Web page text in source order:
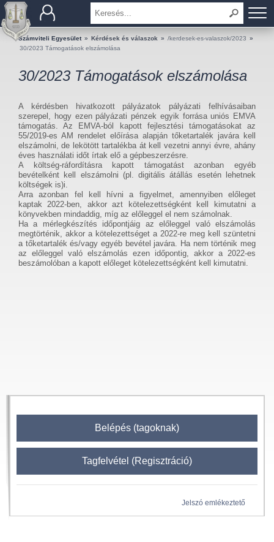
BEMUTATKOZÁS
TAGOK
KÉRDÉSEK ÉS VÁLASZOK
TUDÁSTÁR
KIADVÁNYOK
KAPCSOLAT
Számviteli Egyesület » Kérdések és válaszok » /kerdesek-es-valaszok/2023 »
30/2023 Támogatások elszámolása
30/2023 Támogatások elszámolása
A kérdésben hivatkozott pályázatok pályázati felhívásaiban
szerepel, hogy ezen pályázati pénzek egyik forrása uniós EMVA
támogatás. Az EMVA-ból kapott fejlesztési támogatásokat az
55/2019-es AM rendelet előírása alapján tőketartalék javára kell
elszámolni, de lekötött tartalékba át kell vezetni annyi évre, ahány
éves használati időt írtak elő a gépbeszerzésre.
A költség-ráfordításra kapott támogatást azonban egyéb
bevételként kell elszámolni (pl. digitális átállás esetén lehetnek
költségek is)i.
Arra azonban fel kell hívni a figyelmet, amennyiben előleget
kaptak 2022-ben, akkor azt kötelezettségként kell kimutatni a
könyvekben mindaddig, míg az előleggel el nem számolnak.
Ha a mérlegkészítés időpontjáig az előleggel való elszámolás
megtörténik, akkor a kötelezettséget a 2022-re meg kell szüntetni
a tőketartalék és/vagy egyéb bevétel javára. Ha nem történik meg
az előleggel való elszámolás ezen időpontig, akkor a 2022-es
beszámolóban a kapott előleget kötelezettségként kell kimutatni.
Belépés (tagoknak)
Tagfelvétel (Regisztráció)
Jelszó emlékeztető